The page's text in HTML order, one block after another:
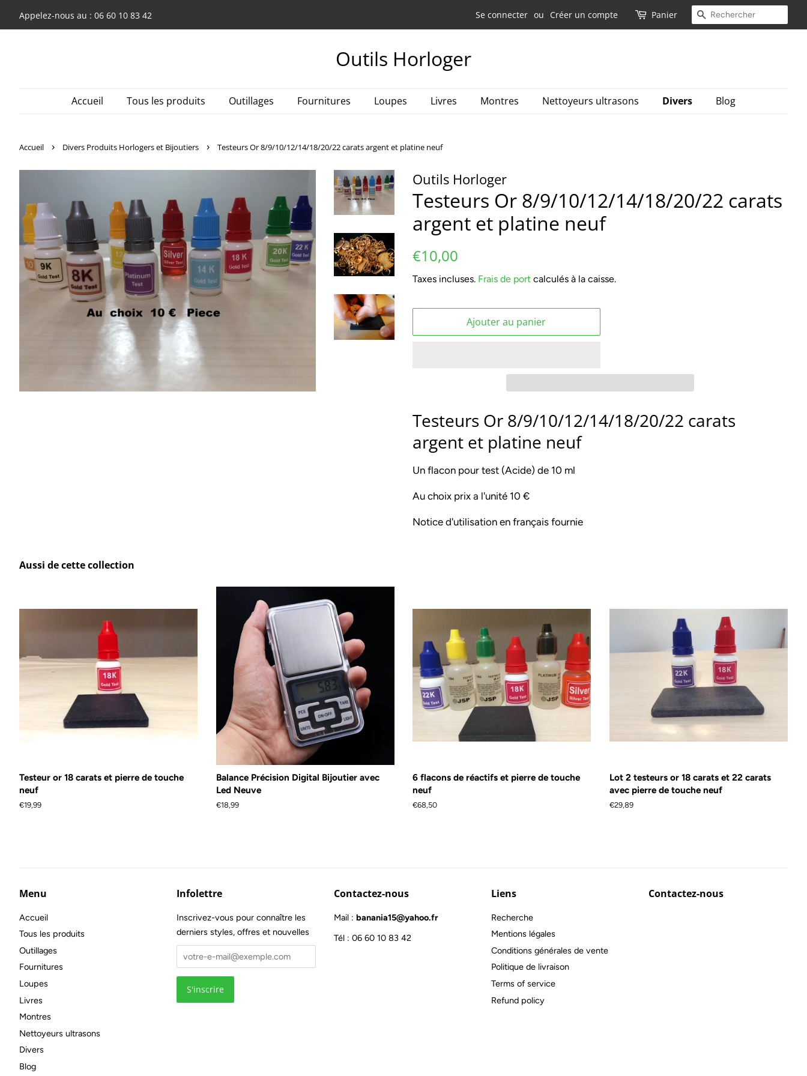
Appelez-nous au : 06 60 10 83 42 Se connecter ou Créer un compte Panier Recherche
Outils Horloger
Accueil Tous les produits Outillages Fournitures Loupes Livres Montres Nettoyeurs ultrasons Divers Blog
Accueil › Divers Produits Horlogers et Bijoutiers › Testeurs Or 8/9/10/12/14/18/20/22 carats argent et platine neuf
Outils Horloger
Testeurs Or 8/9/10/12/14/18/20/22 carats
argent et platine neuf
Prix
€10,00
Taxes incluses. Frais de port calculés à la caisse.
Ajouter au panier
Testeurs Or 8/9/10/12/14/18/20/22 carats
argent et platine neuf
Un flacon pour test (Acide) de 10 ml
Au choix prix a l'unité 10 €
Notice d'utilisation en français fournie
Aussi de cette collection
Testeur or 18 carats et pierre de touche
neuf
Prix
€19,99
Balance Précision Digital Bijoutier avec
Led Neuve
Prix
€18,99
6 flacons de réactifs et pierre de touche
neuf
Prix
€68,50
Lot 2 testeurs or 18 carats et 22 carats
avec pierre de touche neuf
Prix
€29,89
Menu
Accueil
Tous les produits
Outillages
Fournitures
Loupes
Livres
Montres
Nettoyeurs ultrasons
Divers
Blog
Infolettre
Inscrivez-vous pour connaître les
derniers styles, offres et nouvelles
Contactez-nous
Mail : banania15@yahoo.fr
Tél : 06 60 10 83 42
Liens
Recherche
Mentions légales
Conditions générales de vente
Politique de livraison
Terms of service
Refund policy
Contactez-nous